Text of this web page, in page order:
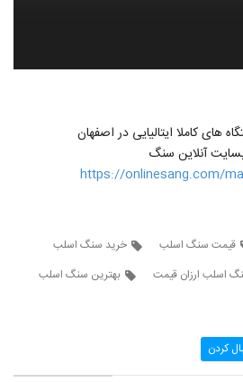
های کاملا ایتالیایی در اصفهان
آنلاین سنگ
https://onlinesang.com/
قیمت سنگ اسلب
خرید سنگ اسلب
اسلب ارزان قیمت بهترین سنگ اسلب
کردن